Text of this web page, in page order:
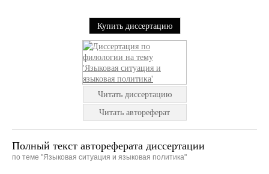
Купить диссертацию
Читать диссертацию
Читать автореферат
Полный текст автореферата диссертации
по теме "Языковая ситуация и языковая политика"